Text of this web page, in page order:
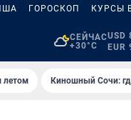
ГОРОСКОП КУРСЫ
СЕЙЧАС
+30°C
USD
EUR
летом Киношный Сочи: